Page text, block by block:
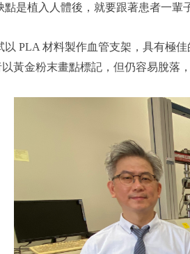
是植入人體後，就要跟著患者一輩
以 PLA 材料製作血管支架，具有極
黃金粉末畫點標記，但仍容易脫落